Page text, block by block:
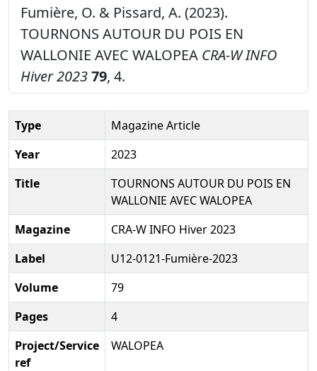
Fumière, O. & Pissard, A. (2023).
TOURNONS AUTOUR DU POIS EN
WALLONIE AVEC WALOPEA CRA-W INFO
Hiver 202379, 4.
Type
Magazine Article
Year
2023
Title
TOURNONS AUTOUR DU POIS EN
WALLONIE AVEC WALOPEA
Magazine
CRA-W INFO Hiver 2023
Label
U12-0121-Fumière-2023
Volume
79
Pages
4
Project/Service
ref
WALOPEA